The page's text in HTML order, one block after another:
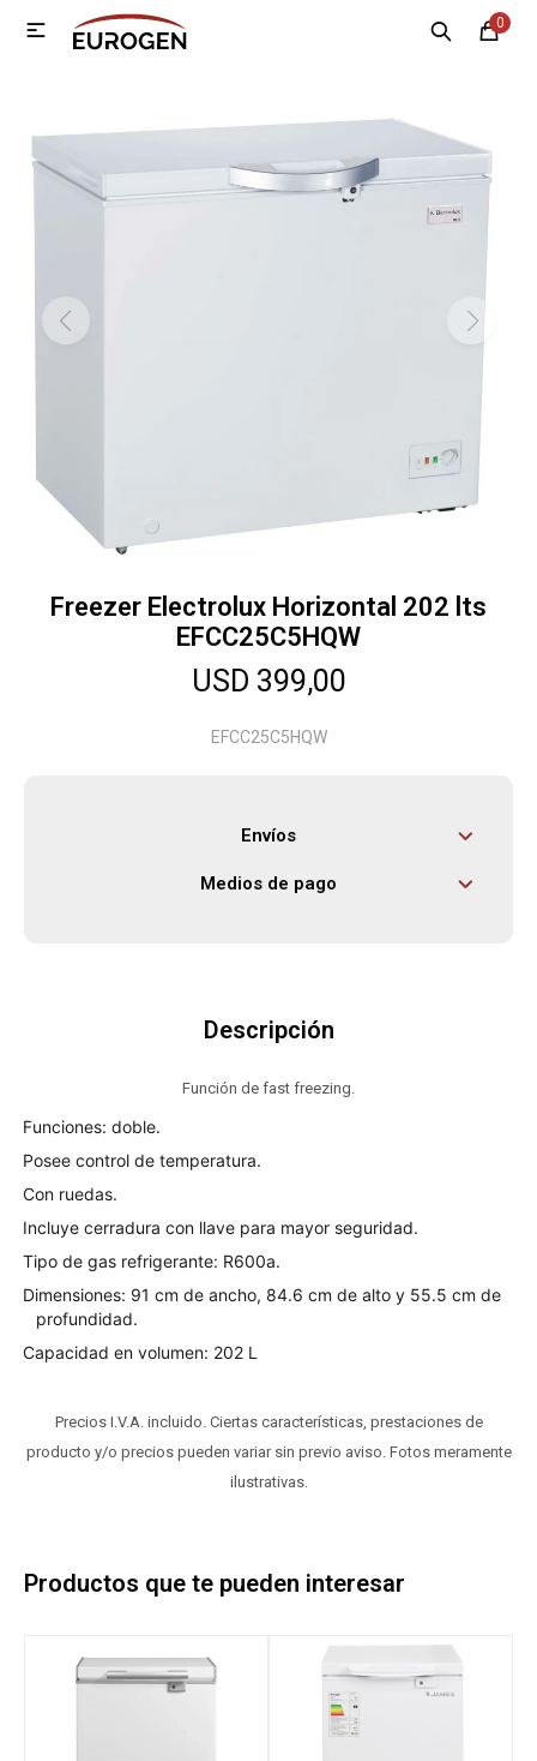
0

Freezer Electrolux Horizontal 202 lts
EFCC25C5HQW
USD 399,00
EFCC25C5HQW
Envíos
Medios de pago
Descripción
Función de fast freezing.
Funciones: doble.
Posee control de temperatura.
Con ruedas.
Incluye cerradura con llave para mayor seguridad.
Tipo de gas refrigerante: R600a.
Dimensiones: 91 cm de ancho, 84.6 cm de alto y 55.5 cm de
profundidad.
Capacidad en volumen: 202 L
Precios I.V.A. incluido. Ciertas características, prestaciones de
producto y/o precios pueden variar sin previo aviso. Fotos meramente
ilustrativas.
Productos que te pueden interesar
MI CUENTA
Electrodomésticos
Bicicletas
Herramientas